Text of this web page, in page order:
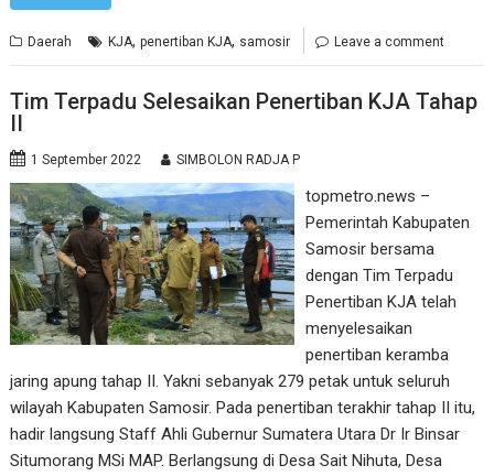
Daerah KJA,penertiban KJA, samosir Leave a comment
Tim Terpadu Selesaikan Penertiban KJA Tahap
II
1 September 2022 SIMBOLON RADJA P
topmetro.news –
Pemerintah Kabupaten
Samosir bersama
dengan Tim Terpadu
Penertiban KJA telah
menyelesaikan
penertiban keramba
jaring apung tahap II. Yakni sebanyak 279 petak untuk seluruh
wilayah Kabupaten Samosir. Pada penertiban terakhir tahap II itu,
hadir langsung Staff Ahli Gubernur Sumatera Utara Dr Ir Binsar
Situmorang MSi MAP. Berlangsung di Desa Sait Nihuta, Desa